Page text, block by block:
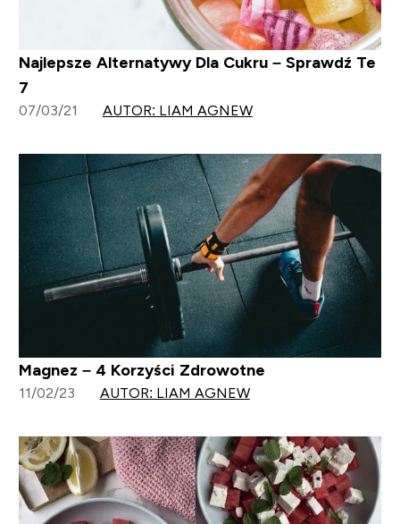
Najlepsze Alternatywy Dla Cukru – Sprawdź Te
7
07/03/21 AUTOR: LIAM AGNEW
Magnez – 4 Korzyści Zdrowotne
11/02/23 AUTOR: LIAM AGNEW